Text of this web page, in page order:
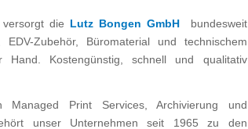
die Lutz Bongen GmbHbundesweit
Zubehör, Büromaterial und technischem
Kostengünstig, schnell und qualitativ
Managed Print Services, Archivierung und
unser Unternehmen seit 1965 zu den